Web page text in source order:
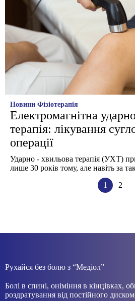
Новини Фізіотерапія
Електромагнітна
терапія: лікування
операції
Ударно - хвильова терапія (УХТ)
лише 30 років тому, але навіть за
1
2
Рухайся без болю з “Медіол”
Болі в спині, оніміння в кінцівках,
роздратування від постійного